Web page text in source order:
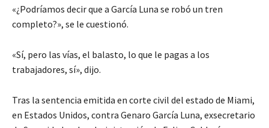
«¿Podríamos decir que a García Luna se robó un tren
completo?», se le cuestionó.
«Sí, pero las vías, el balasto, lo que le pagas a los
trabajadores, sí», dijo.
Tras la sentencia emitida en corte civil del estado de Miami,
en Estados Unidos, contra Genaro García Luna, exsecretario